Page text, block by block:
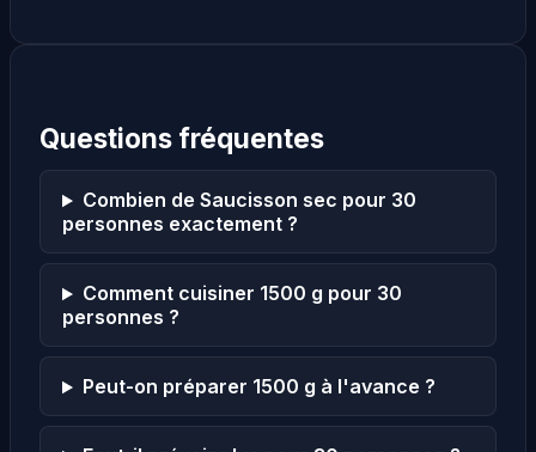
Questions fréquentes
Combien de Saucisson sec pour 30
personnes exactement ?
Comment cuisiner 1500 g pour 30
personnes ?
Peut-on préparer 1500 g à l'avance ?